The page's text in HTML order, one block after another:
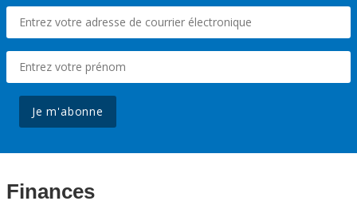
Je m'abonne
Finances